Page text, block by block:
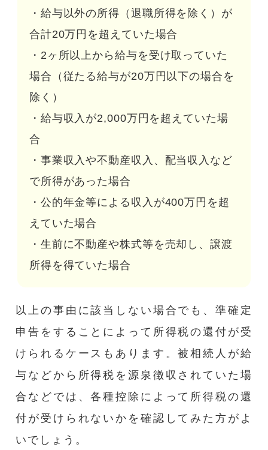
・給与以外の所得（退職所得を除く）が
合計20万円を超えていた場合
・2ヶ所以上から給与を受け取っていた
場合（従たる給与が20万円以下の場合を
除く）
・給与収入が2,000万円を超えていた場
合
・事業収入や不動産収入、配当収入など
で所得があった場合
・公的年金等による収入が400万円を超
えていた場合
・生前に不動産や株式等を売却し、譲渡
所得を得ていた場合
以上の事由に該当しない場合でも、準確定
申告をすることによって所得税の還付が受
けられるケースもあります。被相続人が給
与などから所得税を源泉徴収されていた場
合などでは、各種控除によって所得税の還
付が受けられないかを確認してみた方がよ
いでしょう。